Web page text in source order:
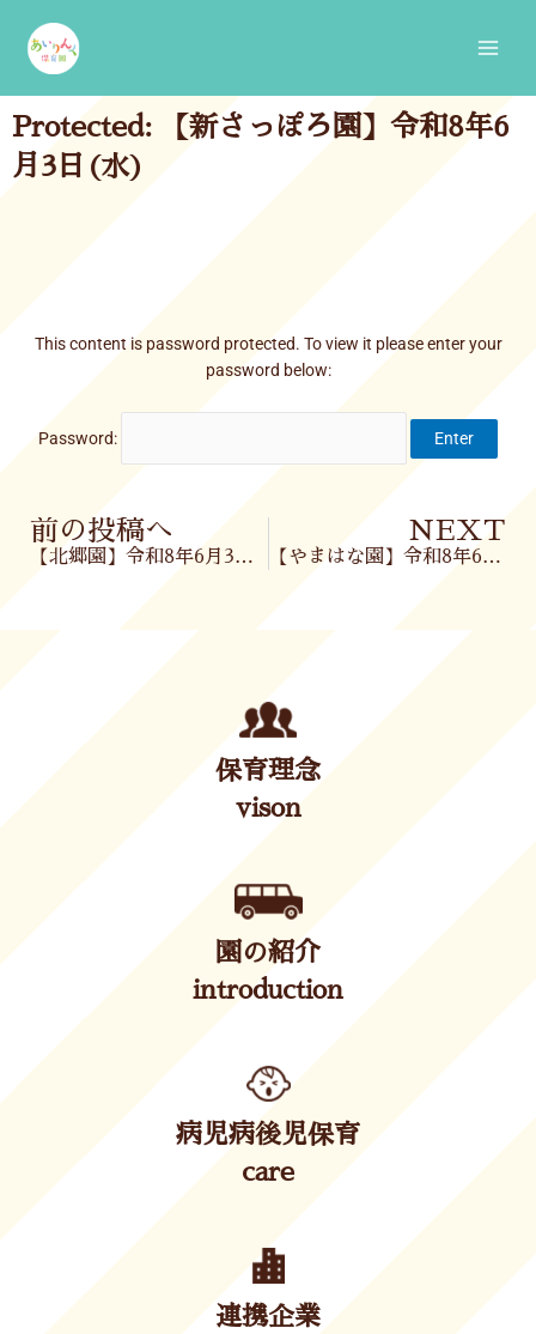
content
Protected: 【新さっぽろ園】令和8年6
月3日(水)
This content is password protected. To view it please enter your
password below:
Password:
Prev
前の投稿へ
【北郷園】令和8年6月3日(水)
NEXT
【やまはな園】令和8年6月3日（水）
保育理念
vison
園の紹介
introduction
病児病後児保育
care
連携企業